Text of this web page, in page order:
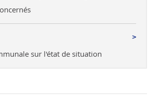
sur l'état de situation